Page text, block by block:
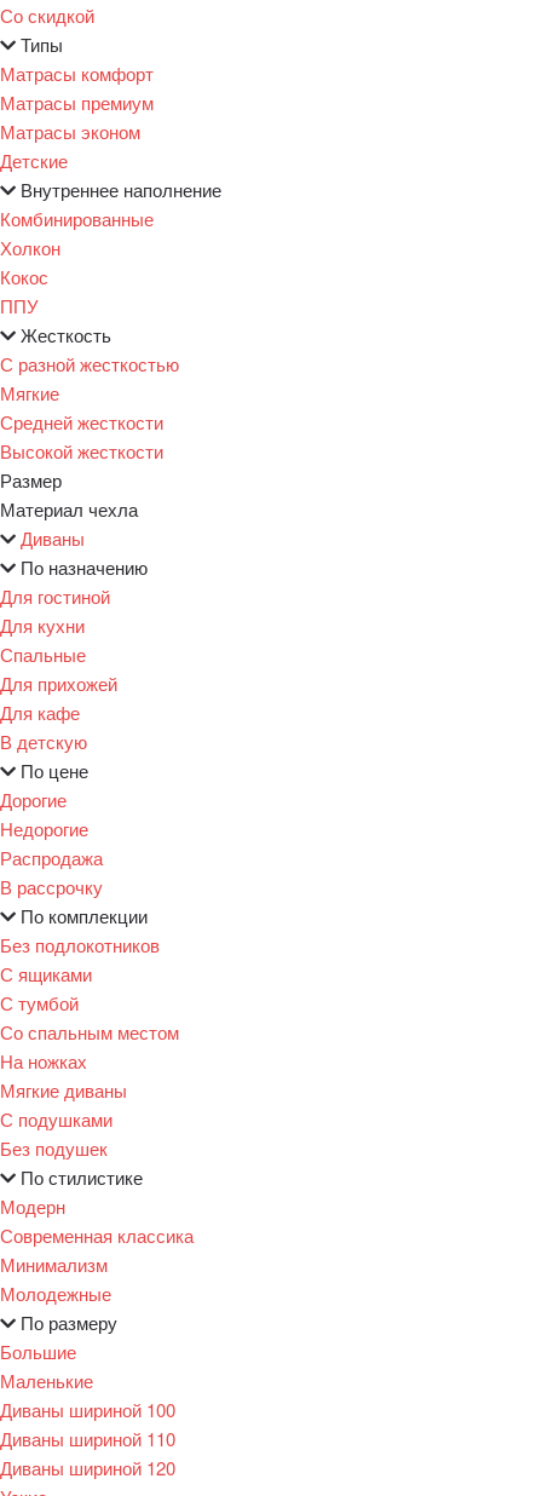
Со скидкой
Типы
Матрасы комфорт
Матрасы премиум
Матрасы эконом
Детские
Внутреннее наполнение
Комбинированные
Холкон
Кокос
ППУ
Жесткость
С разной жесткостью
Мягкие
Средней жесткости
Высокой жесткости
Размер
Материал чехла
Диваны
По назначению
Для гостиной
Для кухни
Спальные
Для прихожей
Для кафе
В детскую
По цене
Дорогие
Недорогие
Распродажа
В рассрочку
По комплекции
Без подлокотников
С ящиками
С тумбой
Со спальным местом
На ножках
Мягкие диваны
С подушками
Без подушек
По стилистике
Модерн
Современная классика
Минимализм
Молодежные
По размеру
Большие
Маленькие
Диваны шириной 100
Диваны шириной 110
Диваны шириной 120